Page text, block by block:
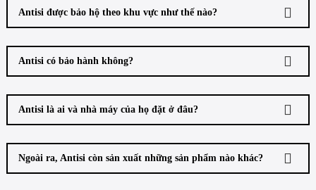
Antisi được bảo hộ theo khu vực như thế nào?
Antisi có bảo hành không?
Antisi là ai và nhà máy của họ đặt ở đâu?
Ngoài ra, Antisi còn sản xuất những sản phẩm nào khác?